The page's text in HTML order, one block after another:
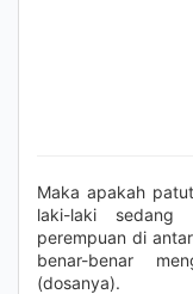
Maka apakah
laki-laki sedang
perempuan di
benar-benar
(dosanya).